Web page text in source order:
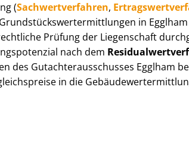
(Sach­wert­ver­fah­ren,
in
Prüfung der Liegenschaft
nach dem
des Gut­ach­ter­aus­schus­ses Egglham
in die